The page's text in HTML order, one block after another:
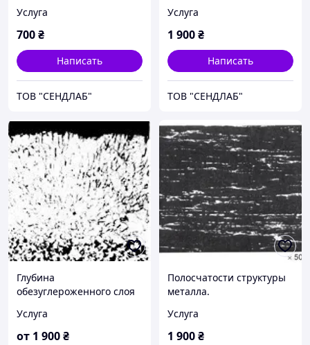
определения твердости
металла
Услуга
700₴
Написать
ТОВ "СЕНДЛАБ"
Металлографический
контроль металлов.
Услуга
1 900₴
Написать
ТОВ "СЕНДЛАБ"
Глубина
обезуглероженного слоя
Металлографический
контроль металлов
Услуга
от 1 900₴
Полосчатости структуры
металла.
контроль металлов
Услуга
1 900₴